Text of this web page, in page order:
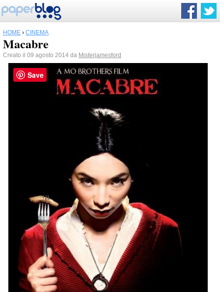
HOME › CINEMA
Macabre
Creato il 09 agosto 2014 da Misterjamesford
Save